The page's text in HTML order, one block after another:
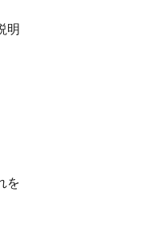
明
を